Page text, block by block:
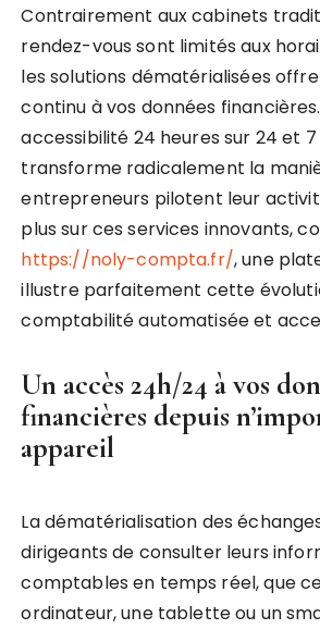
Contrairement aux cabinets
rendez-vous sont limités aux
les solutions dématérialisées
continu à vos données
accessibilité 24 heures sur 24 et 7
transforme radicalement la
entrepreneurs pilotent leur
plus sur ces services innovants,
https://noly-compta.fr/, une
illustre parfaitement cette
comptabilité automatisée et
Un accès 24h/24 à vos
financières depuis
appareil
La dématérialisation des
dirigeants de consulter leurs
comptables en temps réel, que
ordinateur, une tablette ou un